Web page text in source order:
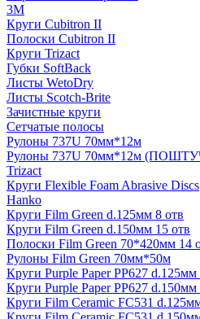
3M
Круги Cubitron II
Полоски Cubitron II
Круги Trizact
Губки SoftBack
Листы WetoDry
Листы Scotch-Brite
Зачистные круги
Сетчатые полосы
Рулоны 737U 70мм*12м
Рулоны 737U 70мм*12м
Trizact
Круги Flexible Foam Abrasive Discs
Hanko
Круги Film Green d.125мм 8 отв
Круги Film Green d.150мм 15 отв
Полоски Film Green 70*420мм 14
Рулоны Film Green 70мм*50м
Круги Purple Paper PP627 d.125мм
Круги Purple Paper PP627 d.150мм
Круги Film Ceramic FC531